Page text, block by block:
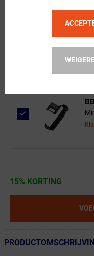
15% KORTING
← Terug naar